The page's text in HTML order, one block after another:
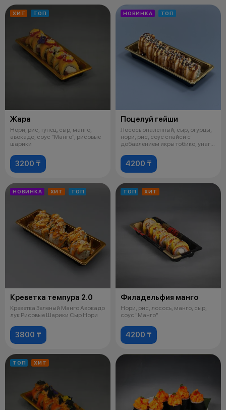
ХИТ ТОП
Жара
Нори, рис, тунец, сыр, манго,
авокадо, соус "Манго", рисовые
шарики
3200 ₸
НОВИНКА ТОП
Поцелуй гейши
Лосось опаленный, сыр, огурцы,
нори, рис, соус спайси с
добавлением икры тобико, унаги,
4200 ₸
НОВИНКА ХИТ ТОП
Креветка темпура 2.0
Креветка Зеленый Манго Авокадо
лук Рисовые Шарики Сыр Нори
3800 ₸
ТОП ХИТ
Филадельфия манго
Нори, рис, лосось, манго, сыр,
соус "Манго"
4200 ₸
ТОП ХИТ